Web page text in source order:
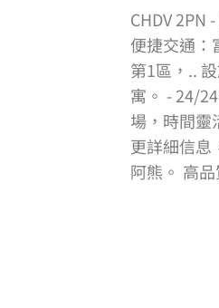
CHDV
便捷交通：
第1區，..
寓。 - 24/
場，時間靈
更詳細信息
阿熊。 高